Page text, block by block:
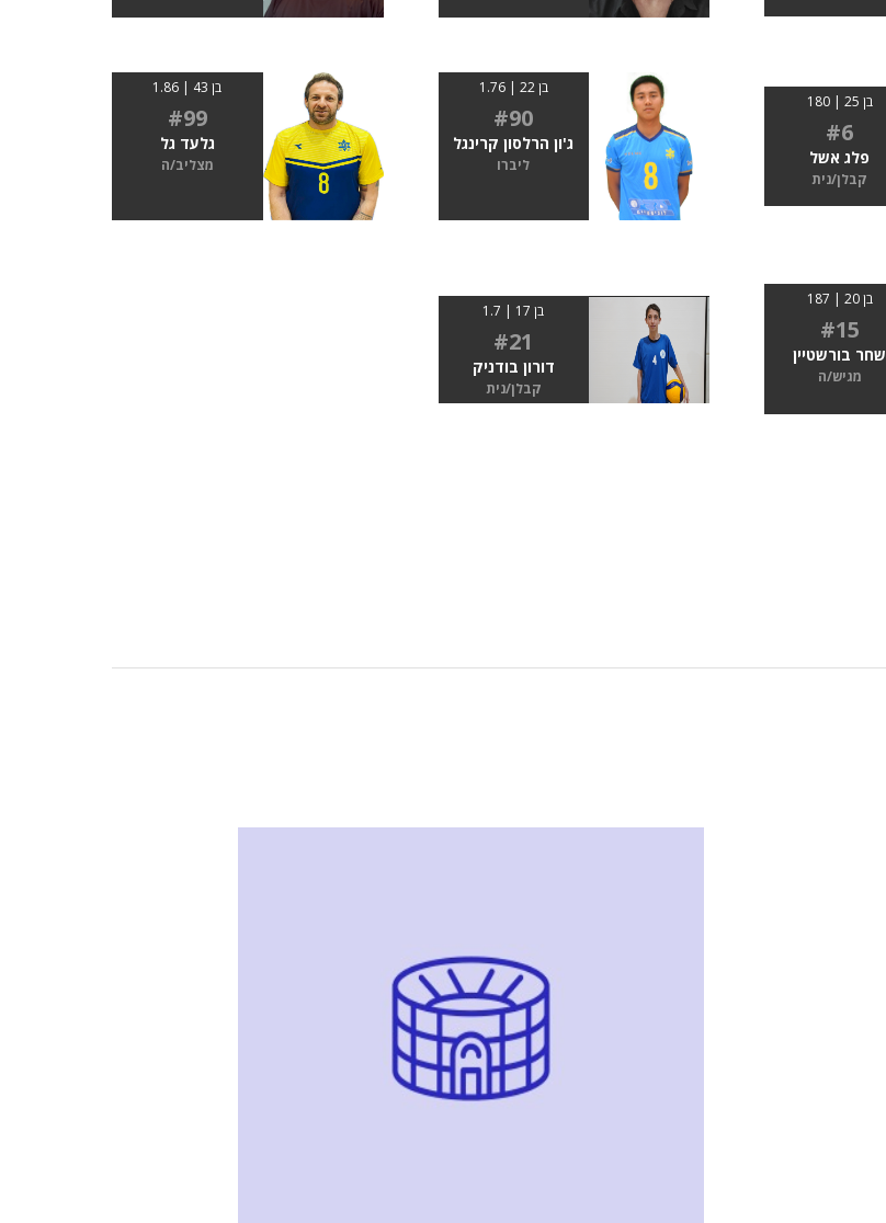
בן 25 | 180
#6
פלג אשל
קבלן/נית
בן 22 | 1.76
#90
ג'ון הרלסון קרינגל
ליברו
בן 43 | 1.86
#99
גלעד גל
מצליב/ה
בן 20 | 187
#15
שחר בורשטיין
מגיש/ה
בן 17 | 1.7
#21
דורון בודניק
קבלן/נית